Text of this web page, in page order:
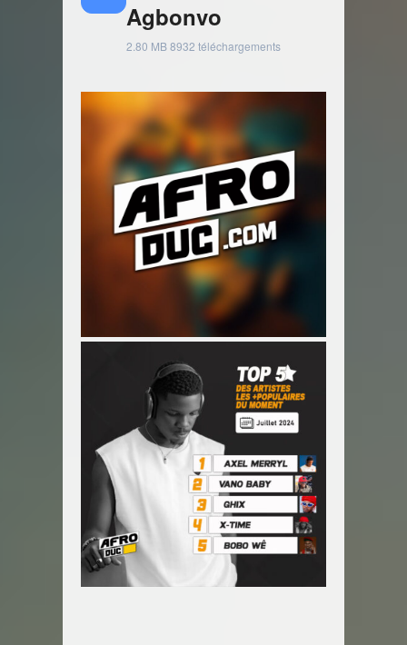
Agbonvo
2.80 MB8932 téléchargements